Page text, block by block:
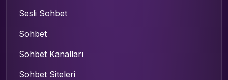
Sesli Sohbet
Sohbet
Sohbet Kanalları
Sohbet Siteleri